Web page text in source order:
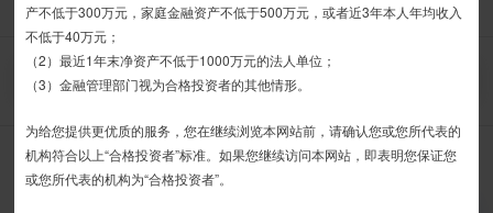
精英理财俱乐部
家族信托 财富网点 客户反馈 征信异议申请
中原财富-丰和1期（A款）集合资金信托计划
信托合同约定转入我司信托产品的银行专用账户。投资者认购我司信托产品
时，请注意不要向任何非我司账户转账、支付现金。
如有疑问，请联系您的专属客户经理或咨询我司客服电话400-
接受 拒绝
产不低于300万元，家庭金融资产不低于500万元，或者近3年本人年均收入
不低于40万元；
（2）最近1年末净资产不低于1000万元的法人单位；
（3）金融管理部门视为合格投资者的其他情形。
为给您提供更优质的服务，您在继续浏览本网站前，请确认您或您所代表的
机构符合以上“合格投资者”标准。如果您继续访问本网站，即表明您保证您
或您所代表的机构为“合格投资者”。